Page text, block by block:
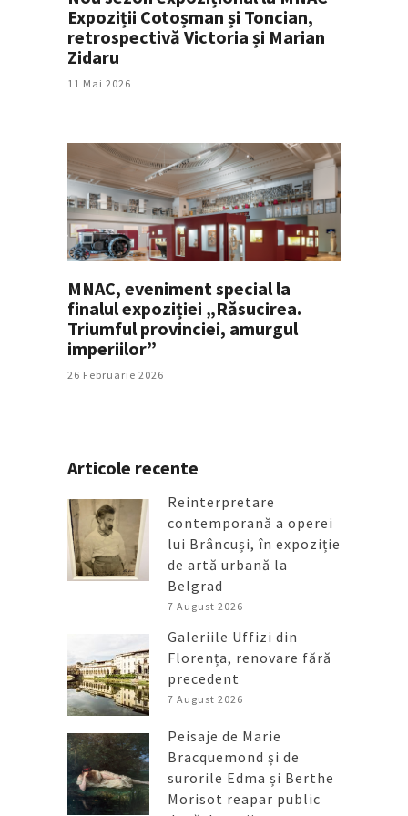
Expoziții Cotoșman și Toncian,
retrospectivă Victoria și Marian
Zidaru
11 Mai 2026
MNAC, eveniment special la
finalul expoziției „Răsucirea.
Triumful provinciei, amurgul
imperiilor”
26 Februarie 2026
Articole recente
Reinterpretare
contemporană a operei
lui Brâncuși, în expoziție
de artă urbană la
Belgrad
7 August 2026
Galeriile Uffizi din
Florența, renovare fără
precedent
7 August 2026
Peisaje de Marie
Bracquemond și de
surorile Edma și Berthe
Morisot reapar public